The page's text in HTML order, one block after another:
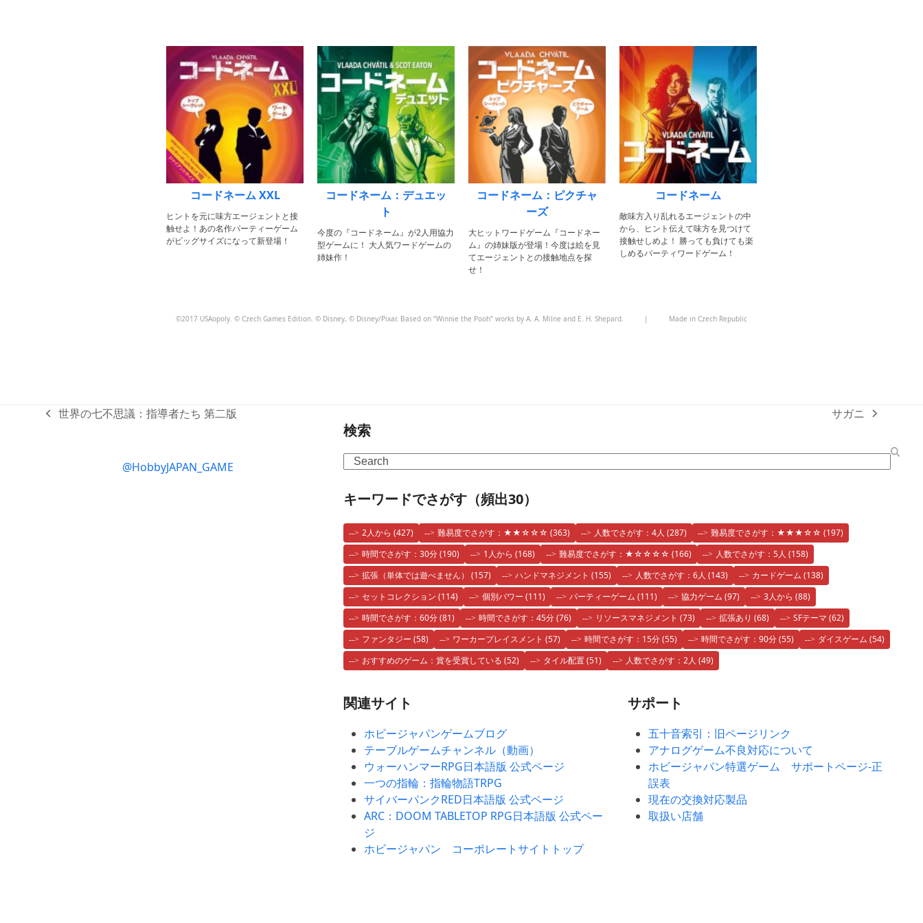
コードネーム XXL
ヒントを元に味方エージェントと接
触せよ！あの名作パーティーゲーム
がビッグサイズになって新登場！
コードネーム：デュエッ
ト
今度の『コードネーム』が2人用協力
型ゲームに！ 大人気ワードゲームの
姉妹作！
コードネーム：ピクチャ
ーズ
大ヒットワードゲーム『コードネー
ム』の姉妹版が登場！今度は絵を見
てエージェントとの接触地点を探
せ！
コードネーム
敵味方入り乱れるエージェントの中
から、ヒント伝えて味方を見つけて
接触せしめよ！ 勝っても負けても楽
しめるパーティワードゲーム！
©2017 USAopoly. © Czech Games Edition. © Disney, © Disney/Pixar. Based on “Winnie the Pooh” works by A. A. Milne and E. H. Shepard. | Made in Czech Republic
previous
世界の七不思議：指導者たち 第二版
next
サガニ
@HobbyJAPAN_GAME
検索
Search
キーワードでさがす（頻出30）
2人から (427) 難易度でさがす：★★☆☆☆ (363) 人数でさがす：4人 (287) 難易度でさがす：★★★☆☆ (197)
時間でさがす：30分(190) 1人から (168) 難易度でさがす：★☆☆☆☆ (166) 人数でさがす：5人 (158)
拡張（単体では遊べません） (157) ハンドマネジメント (155) 人数でさがす：6人 (143) カードゲーム (138)
セットコレクション (114) 個別パワー (111) パーティーゲーム (111) 協力ゲーム (97) 3人から (88)
時間でさがす：60分(81) 時間でさがす：45分(76) リソースマネジメント (73) 拡張あり (68) SFテーマ (62)
ファンタジー (58) ワーカープレイスメント (57) 時間でさがす：15分(55) 時間でさがす：90分(55) ダイスゲーム (54)
おすすめのゲーム：賞を受賞している (52) タイル配置(51) 人数でさがす：2人 (49)
関連サイト
ホビージャパンゲームブログ
テーブルゲームチャンネル（動画）
ウォーハンマーRPG日本語版 公式ページ
一つの指輪：指輪物語TRPG
サイバーパンクRED日本語版 公式ページ
ARC：DOOM TABLETOP RPG日本語版 公式ペー
ジ
ホビージャパン コーポレートサイトトップ
サポート
五十音索引：旧ページリンク
アナログゲーム不良対応について
ホビージャパン特選ゲーム サポートページ-正
誤表
現在の交換対応製品
取扱い店舗